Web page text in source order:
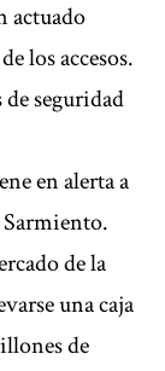
actuado
los accesos.
seguridad
en alerta a
de la
una caja
de